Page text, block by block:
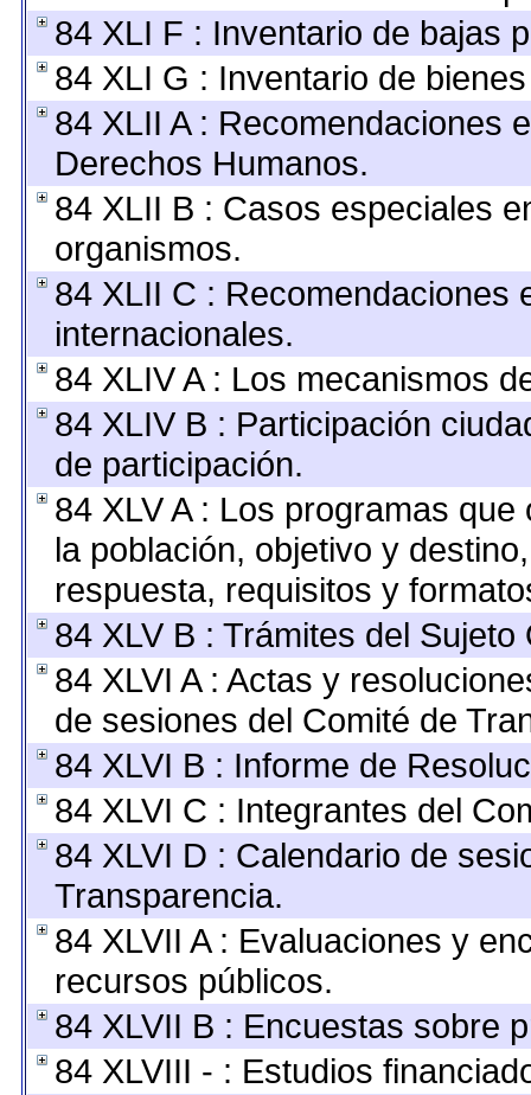
84 XLI F : Inventario de bajas
84 XLI G : Inventario de
84 XLII A : Recomendaciones
Derechos Humanos.
84 XLII B : Casos especiales
organismos.
84 XLII C : Recomendaciones
internacionales.
84 XLIV A : Los mecanismos
84 XLIV B : Participación
de participación.
84 XLV A : Los programas
la población, objetivo y
respuesta, requisitos y
84 XLV B : Trámites del Sujeto
84 XLVI A : Actas y
de sesiones del Comité de
84 XLVI B : Informe de
84 XLVI C : Integrantes del
84 XLVI D : Calendario de
Transparencia.
84 XLVII A : Evaluaciones y
recursos públicos.
84 XLVII B : Encuestas sobre
84 XLVIII - : Estudios